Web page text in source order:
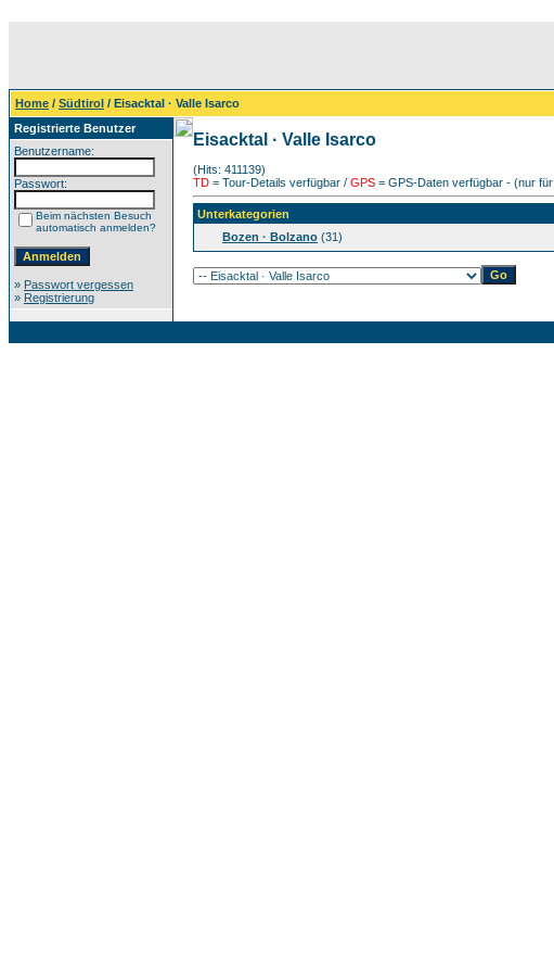
Home / Südtirol / Eisacktal · Valle Isarco
Registrierte Benutzer
Benutzername:
Passwort:
Beim nächsten Besuch
automatisch anmelden?
» Passwort vergessen
» Registrierung
Eisacktal · Valle Isarco
(Hits: 411139)
TD = Tour-Details verfügbar / GPS = GPS-Daten verfügbar - (nur für
Unterkategorien
Bozen · Bolzano (31)